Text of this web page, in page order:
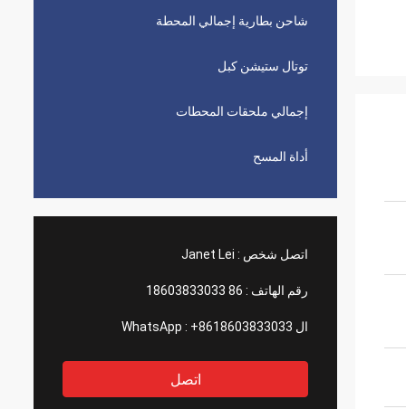
شاحن بطارية إجمالي المحطة
توتال ستيشن كبل
إجمالي ملحقات المحطات
أداة المسح
اتصل شخص : Janet Lei
رقم الهاتف : 86 18603833033
ال WhatsApp : +8618603833033
اتصل